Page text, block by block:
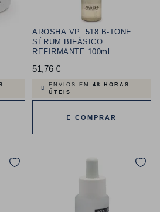
AROSHA VP .518 B-TONE
SÉRUM BIFÁSICO
REFIRMANTE 100ml
51,76 €Preço
ENVIOS EM 48 HORAS
ÚTEIS
COMPRAR